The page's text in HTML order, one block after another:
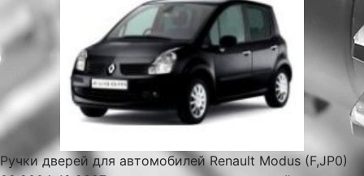
Ручки дверей для автомобилей Renault Modus (F,JP0)